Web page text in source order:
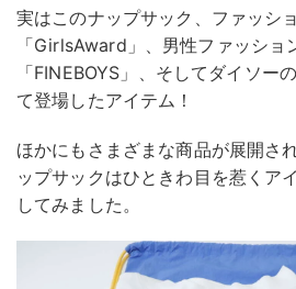
実はこのナップサック、ファッシ
「GirlsAward」、男性ファッショ
「FINEBOYS」、そしてダイソー
て登場したアイテム！
ほかにもさまざまな商品が展開さ
ップサックはひときわ目を惹くア
してみました。